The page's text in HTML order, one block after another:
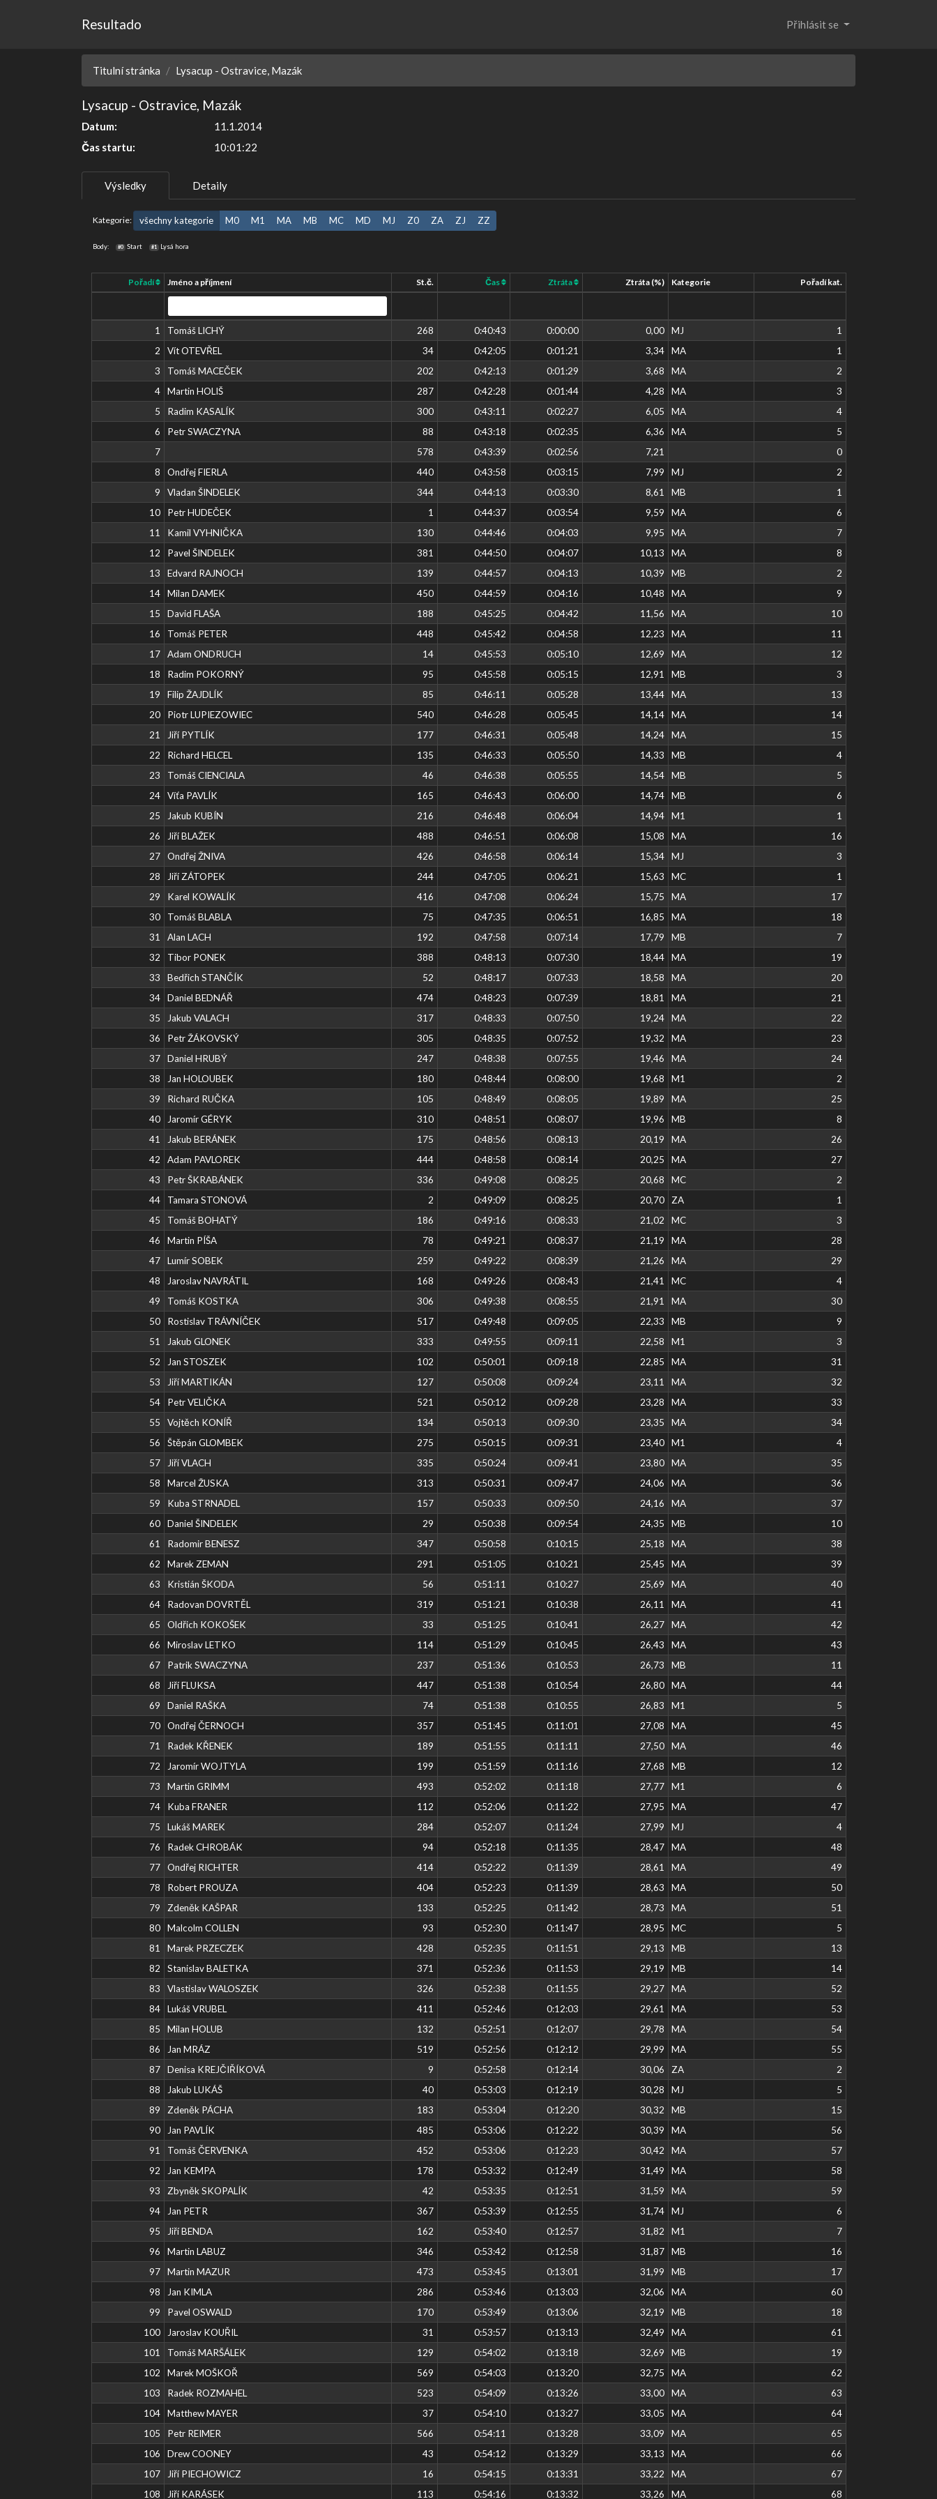
Resultado Přihlásit se
Titulní stránka Lysacup - Ostravice, Mazák
Lysacup - Ostravice, Mazák
Datum:
11.1.2014
Čas startu:
10:01:22
Výsledky Detaily
Kategorie: všechny kategorie M0 M1 MA MB MC MD MJ Z0 ZA ZJ ZZ
Body: #0 Start #1 Lysá hora
Pořadí Jméno a příjmení St.č. Čas Ztráta Ztráta (%) Kategorie Pořadí kat.
1 Tomáš LICHÝ 268 0:40:43 0:00:00 0,00 MJ
1
2
Vít OTEVŘEL 34 0:42:05 0:01:21 3,34 MA
1
3
Tomáš MACEČEK 202 0:42:13 0:01:29 3,68 MA
2
4
Martin HOLIŠ 287 0:42:28 0:01:44 4,28 MA
3
5
Radim KASALÍK 300 0:43:11 0:02:27 6,05 MA
4
6
Petr SWACZYNA 88 0:43:18 0:02:35 6,36 MA
5
7
578 0:43:39 0:02:56 7,21
0
8
Ondřej FIERLA 440 0:43:58 0:03:15 7,99 MJ
2
9
Vladan ŠINDELEK 344 0:44:13 0:03:30 8,61 MB
1
10
Petr HUDEČEK 1 0:44:37 0:03:54 9,59 MA
6
11
Kamil VYHNIČKA 130 0:44:46 0:04:03 9,95 MA
7
12
Pavel ŠINDELEK 381 0:44:50 0:04:07 10,13 MA
8
13
Edvard RAJNOCH 139 0:44:57 0:04:13 10,39 MB
2
14
Milan DAMEK 450 0:44:59 0:04:16 10,48 MA
9
15
David FLAŠA 188 0:45:25 0:04:42 11,56 MA
10
16
Tomáš PETER 448 0:45:42 0:04:58 12,23 MA
11
17
Adam ONDRUCH 14 0:45:53 0:05:10 12,69 MA
12
18
Radim POKORNÝ 95 0:45:58 0:05:15 12,91 MB
3
19
Filip ŽAJDLÍK 85 0:46:11 0:05:28 13,44 MA
13
20
Piotr LUPIEZOWIEC 540 0:46:28 0:05:45 14,14 MA
14
21
Jiří PYTLÍK 177 0:46:31 0:05:48 14,24 MA
15
22
Richard HELCEL 135 0:46:33 0:05:50 14,33 MB
4
23
Tomáš CIENCIALA 46 0:46:38 0:05:55 14,54 MB
5
24
Víťa PAVLÍK 165 0:46:43 0:06:00 14,74 MB
6
25
Jakub KUBÍN 216 0:46:48 0:06:04 14,94 M1
1
26
Jiří BLAŽEK 488 0:46:51 0:06:08 15,08 MA
16
27
Ondřej ŽNIVA 426 0:46:58 0:06:14 15,34 MJ
3
28
Jiří ZÁTOPEK 244 0:47:05 0:06:21 15,63 MC
1
29
Karel KOWALÍK 416 0:47:08 0:06:24 15,75 MA
17
30
Tomáš BLABLA 75 0:47:35 0:06:51 16,85 MA
18
31
Alan LACH 192 0:47:58 0:07:14 17,79 MB
7
32
Tibor PONEK 388 0:48:13 0:07:30 18,44 MA
19
33
Bedřich STANČÍK 52 0:48:17 0:07:33 18,58 MA
20
34
Daniel BEDNÁŘ 474 0:48:23 0:07:39 18,81 MA
21
35
Jakub VALACH 317 0:48:33 0:07:50 19,24 MA
22
36
Petr ŽÁKOVSKÝ 305 0:48:35 0:07:52 19,32 MA
23
37
Daniel HRUBÝ 247 0:48:38 0:07:55 19,46 MA
24
38
Jan HOLOUBEK 180 0:48:44 0:08:00 19,68 M1
2
39
Richard RUČKA 105 0:48:49 0:08:05 19,89 MA
25
40
Jaromír GÉRYK 310 0:48:51 0:08:07 19,96 MB
8
41
Jakub BERÁNEK 175 0:48:56 0:08:13 20,19 MA
26
42
Adam PAVLOREK 444 0:48:58 0:08:14 20,25 MA
27
43
Petr ŠKRABÁNEK 336 0:49:08 0:08:25 20,68 MC
2
44
Tamara STONOVÁ 2 0:49:09 0:08:25 20,70 ZA
1
45
Tomáš BOHATÝ 186 0:49:16 0:08:33 21,02 MC
3
46
Martin PÍŠA 78 0:49:21 0:08:37 21,19 MA
28
47
Lumír SOBEK 259 0:49:22 0:08:39 21,26 MA
29
48
Jaroslav NAVRÁTIL 168 0:49:26 0:08:43 21,41 MC
4
49
Tomáš KOSTKA 306 0:49:38 0:08:55 21,91 MA
30
50
Rostislav TRÁVNÍČEK 517 0:49:48 0:09:05 22,33 MB
9
51
Jakub GLONEK 333 0:49:55 0:09:11 22,58 M1
3
52
Jan STOSZEK 102 0:50:01 0:09:18 22,85 MA
31
53
Jiří MARTIKÁN 127 0:50:08 0:09:24 23,11 MA
32
54
Petr VELIČKA 521 0:50:12 0:09:28 23,28 MA
33
55
Vojtěch KONÍŘ 134 0:50:13 0:09:30 23,35 MA
34
56
Štěpán GLOMBEK 275 0:50:15 0:09:31 23,40 M1
4
57
Jiří VLACH 335 0:50:24 0:09:41 23,80 MA
35
58
Marcel ŽUSKA 313 0:50:31 0:09:47 24,06 MA
36
59
Kuba STRNADEL 157 0:50:33 0:09:50 24,16 MA
37
60
Daniel ŠINDELEK 29 0:50:38 0:09:54 24,35 MB
10
61
Radomir BENESZ 347 0:50:58 0:10:15 25,18 MA
38
62
Marek ZEMAN 291 0:51:05 0:10:21 25,45 MA
39
63
Kristián ŠKODA 56 0:51:11 0:10:27 25,69 MA
40
64
Radovan DOVRTĚL 319 0:51:21 0:10:38 26,11 MA
41
65
Oldřich KOKOŠEK 33 0:51:25 0:10:41 26,27 MA
42
66
Miroslav LETKO 114 0:51:29 0:10:45 26,43 MA
43
67
Patrik SWACZYNA 237 0:51:36 0:10:53 26,73 MB
11
68
Jiří FLUKSA 447 0:51:38 0:10:54 26,80 MA
44
69
Daniel RAŠKA 74 0:51:38 0:10:55 26,83 M1
5
70
Ondřej ČERNOCH 357 0:51:45 0:11:01 27,08 MA
45
71
Radek KŘENEK 189 0:51:55 0:11:11 27,50 MA
46
72
Jaromír WOJTYLA 199 0:51:59 0:11:16 27,68 MB
12
73
Martin GRIMM 493 0:52:02 0:11:18 27,77 M1
6
74
Kuba FRANER 112 0:52:06 0:11:22 27,95 MA
47
75
Lukáš MAREK 284 0:52:07 0:11:24 27,99 MJ
4
76
Radek CHROBÁK 94 0:52:18 0:11:35 28,47 MA
48
77
Ondřej RICHTER 414 0:52:22 0:11:39 28,61 MA
49
78
Robert PROUZA 404 0:52:23 0:11:39 28,63 MA
50
79
Zdeněk KAŠPAR 133 0:52:25 0:11:42 28,73 MA
51
80
Malcolm COLLEN 93 0:52:30 0:11:47 28,95 MC
5
81
Marek PRZECZEK 428 0:52:35 0:11:51 29,13 MB
13
82
Stanislav BALETKA 371 0:52:36 0:11:53 29,19 MB
14
83
Vlastislav WALOSZEK 326 0:52:38 0:11:55 29,27 MA
52
84
Lukáš VRUBEL 411 0:52:46 0:12:03 29,61 MA
53
85
Milan HOLUB 132 0:52:51 0:12:07 29,78 MA
54
86
Jan MRÁZ 519 0:52:56 0:12:12 29,99 MA
55
87
Denisa KREJČIŘÍKOVÁ 9 0:52:58 0:12:14 30,06 ZA
2
88
Jakub LUKÁŠ 40 0:53:03 0:12:19 30,28 MJ
5
89
Zdeněk PÁCHA 183 0:53:04 0:12:20 30,32 MB
15
90
Jan PAVLÍK 485 0:53:06 0:12:22 30,39 MA
56
91
Tomáš ČERVENKA 452 0:53:06 0:12:23 30,42 MA
57
92
Jan KEMPA 178 0:53:32 0:12:49 31,49 MA
58
93
Zbyněk SKOPALÍK 42 0:53:35 0:12:51 31,59 MA
59
94
Jan PETR 367 0:53:39 0:12:55 31,74 MJ
6
95
Jiří BENDA 162 0:53:40 0:12:57 31,82 M1
7
96
Martin LABUZ 346 0:53:42 0:12:58 31,87 MB
16
97
Martin MAZUR 473 0:53:45 0:13:01 31,99 MB
17
98
Jan KIMLA 286 0:53:46 0:13:03 32,06 MA
60
99
Pavel OSWALD 170 0:53:49 0:13:06 32,19 MB
18
100
Jaroslav KOUŘIL 31 0:53:57 0:13:13 32,49 MA
61
101
Tomáš MARŠÁLEK 129 0:54:02 0:13:18 32,69 MB
19
102
Marek MOŠKOŘ 569 0:54:03 0:13:20 32,75 MA
62
103
Radek ROZMAHEL 523 0:54:09 0:13:26 33,00 MA
63
104
Matthew MAYER 37 0:54:10 0:13:27 33,05 MA
64
105
Petr REIMER 566 0:54:11 0:13:28 33,09 MA
65
106
Drew COONEY 43 0:54:12 0:13:29 33,13 MA
66
107
Jiří PIECHOWICZ 16 0:54:15 0:13:31 33,22 MA
67
108
Jiří KARÁSEK 113 0:54:16 0:13:32 33,26 MA 68